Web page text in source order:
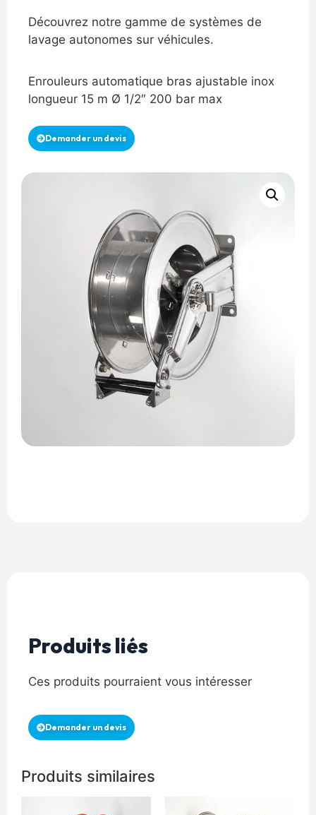
Découvrez notre gamme de systèmes de
lavage autonomes sur véhicules.
Enrouleurs automatique bras ajustable inox
longueur 15 m Ø 1/2″ 200 bar max
Demander un devis
Produits liés
Ces produits pourraient vous intéresser
Demander un devis
Produits similaires